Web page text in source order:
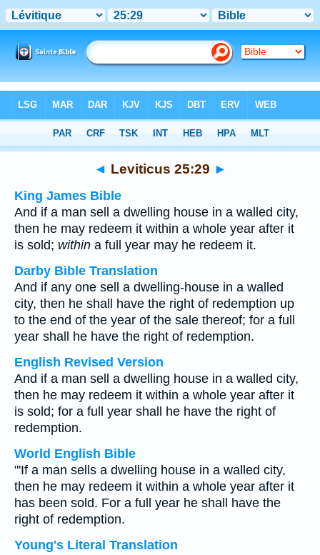
> Leviticus 25:29
◄ Leviticus 25:29 ►
King James Bible
And if a man sell a dwelling house in a walled city,
then he may redeem it within a whole year after it
is sold; within a full year may he redeem it.
Darby Bible Translation
And if any one sell a dwelling-house in a walled
city, then he shall have the right of redemption up
to the end of the year of the sale thereof; for a full
year shall he have the right of redemption.
English Revised Version
And if a man sell a dwelling house in a walled city,
then he may redeem it within a whole year after it
is sold; for a full year shall he have the right of
redemption.
World English Bible
"'If a man sells a dwelling house in a walled city,
then he may redeem it within a whole year after it
has been sold. For a full year he shall have the
right of redemption.
Young's Literal Translation